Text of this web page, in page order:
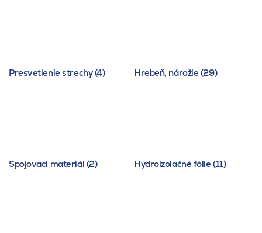
Presvetlenie strechy (4) Hrebeň, nárožie (29)
Spojovací materiál (2) Hydroizolačné fólie (11)